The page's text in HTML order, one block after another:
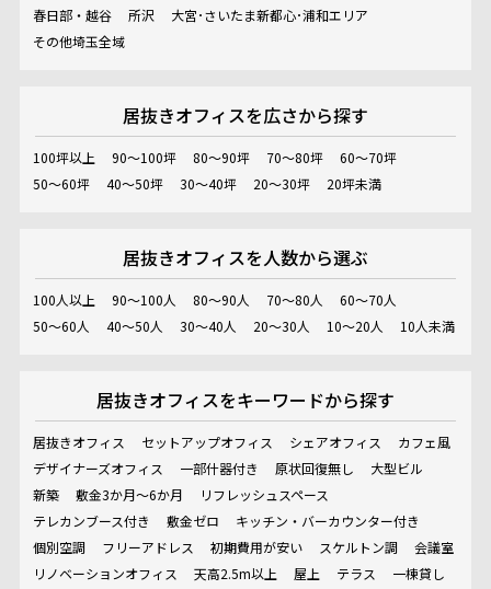
春日部・越谷
所沢
大宮･さいたま新都心･浦和エリア
その他埼玉全域
居抜きオフィスを広さから探す
100坪以上 90～100坪 80～90坪 70～80坪
60～70坪
50～60坪
40～50坪 30～40坪 20～30坪 20坪未満
居抜きオフィスを人数から選ぶ
100人以上 90～100人 80～90人 70～80人
60～70人
50～60人
40～50人 30～40人 20～30人 10～20人 10人未満
居抜きオフィスをキーワードから探す
居抜きオフィス セットアップオフィス シェアオフィス
カフェ風
デザイナーズオフィス
一部什器付き 原状回復無し
大型ビル
新築
敷金3か月～6か月
リフレッシュスペース
テレカンブース付き
敷金ゼロ
キッチン・バーカウンター付き
個別空調
フリーアドレス 初期費用が安い スケルトン調
会議室
リノベーションオフィス
天高2.5m以上 屋上 テラス
一棟貸し